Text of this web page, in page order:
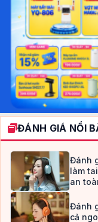
ĐÁNH GIÁ NỔI
Đánh
làm
an
Đánh
cả